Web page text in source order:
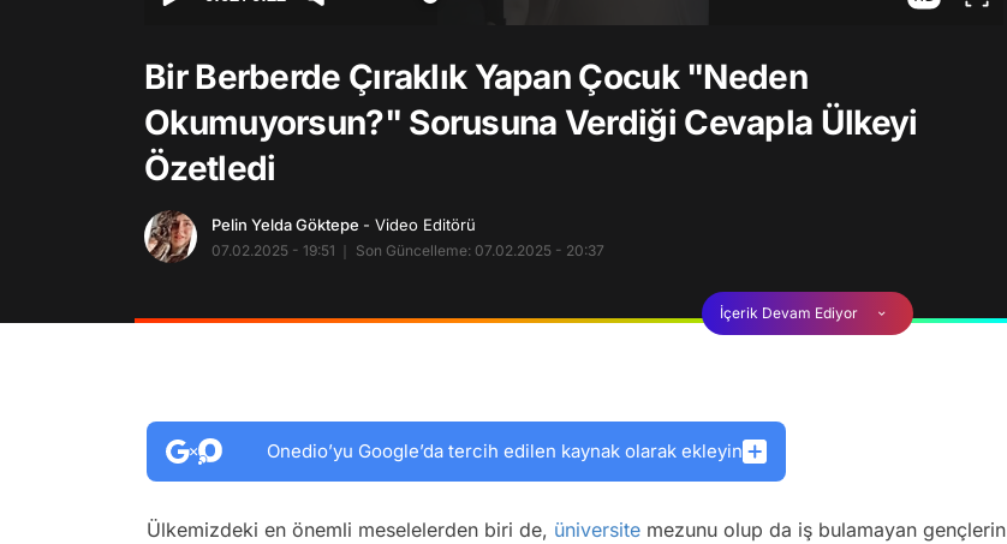
Bir Berberde Çıraklık Yapan Çocuk "Neden
Okumuyorsun?" Sorusuna Verdiği Cevapla Ülkeyi
Özetledi
Pelin Yelda Göktepe - Video Editörü
07.02.2025 - 19:51 Son Güncelleme: 07.02.2025 - 20:37
İçerik Devam Ediyor
Onedio’yu Google’da tercih edilen kaynak olarak ekleyin
Ülkemizdeki en önemli meselelerden biri de, üniversite mezunu olup da iş bulamayan gençlerin